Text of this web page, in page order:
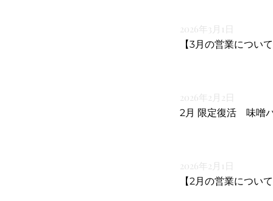
2026年3月1日
【3月の営業について
2026年2月2日
2月 限定復活 味噌
2026年2月1日
【2月の営業について